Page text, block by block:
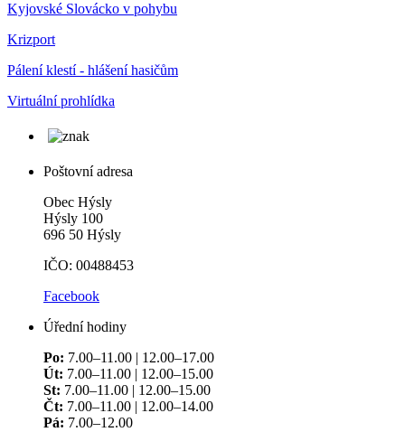
Kyjovské Slovácko v pohybu
Krizport
Pálení klestí - hlášení hasičům
Virtuální prohlídka
Poštovní adresa
Obec Hýsly
Hýsly 100
696 50 Hýsly
IČO: 00488453
Facebook
Úřední hodiny
Po: 7.00–11.00 | 12.00–17.00
Út: 7.00–11.00 | 12.00–15.00
St: 7.00–11.00 | 12.00–15.00
Čt: 7.00–11.00 | 12.00–14.00
Pá: 7.00–12.00